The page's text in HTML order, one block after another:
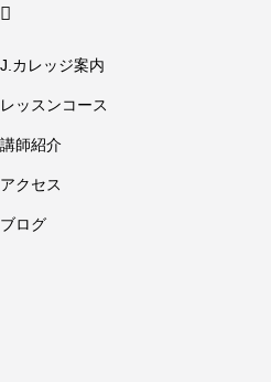
J.カレッジ案内
レッスンコース
講師紹介
アクセス
ブログ